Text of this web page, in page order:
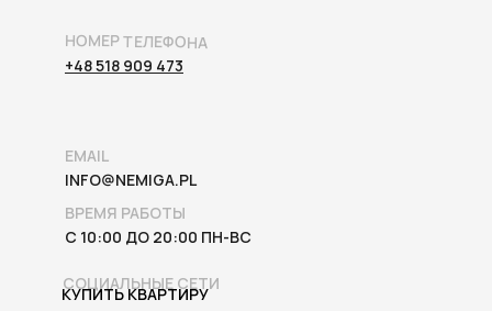
НОМЕР ТЕЛЕФОНА
+48 518 909 473
EMAIL
INFO@NEMIGA.PL
ВРЕМЯ РАБОТЫ
С 10:00 ДО 20:00 ПН-ВС
СОЦИАЛЬНЫЕ СЕТИ
КУПИТЬ КВАРТИРУ